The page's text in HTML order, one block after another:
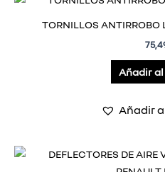
TORNILLOS ANTIRROBO
Añadir
Añadir